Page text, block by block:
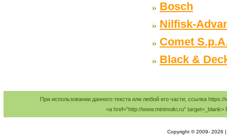
Bosch
Nilfisk-
Comet
Black &
При использовании данного текста или любой его части, ссылка
<a href=”http://www.minimoiki.ru”
Copyright © 2009- 2026